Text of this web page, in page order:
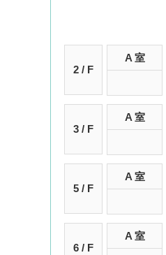
2 / F
A 室
3 / F
A 室
5 / F
A 室
6 / F
A 室